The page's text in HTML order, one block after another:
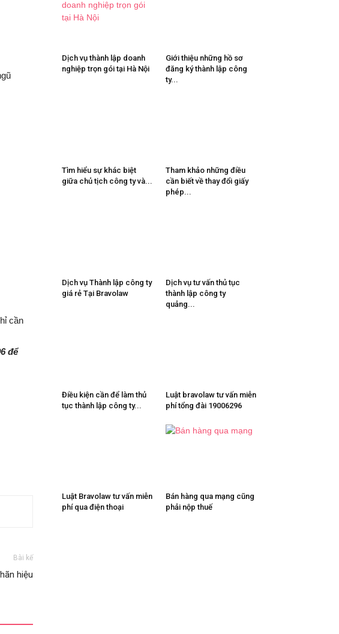
cần
để
Bài kế
hiệu
Dịch vụ thành lập doanh
nghiệp trọn gói tại Hà Nội
Giới thiệu những hồ sơ
đăng ký thành lập công
ty...
Tìm hiểu sự khác biệt
giữa chủ tịch công ty và...
Tham khảo những điều
cần biết về thay đổi giấy
phép...
Dịch vụ Thành lập công ty
giá rẻ Tại Bravolaw
Dịch vụ tư vấn thủ tục
thành lập công ty
quảng...
Điều kiện cần để làm thủ
tục thành lập công ty...
Luật bravolaw tư vấn miễn
phí tổng đài 19006296
Luật Bravolaw tư vấn miễn
phí qua điện thoại
Bán hàng qua mạng cũng
phải nộp thuế